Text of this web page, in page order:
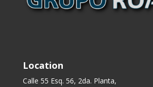
Location
Calle 55 Esq. 56, 2da. Planta,